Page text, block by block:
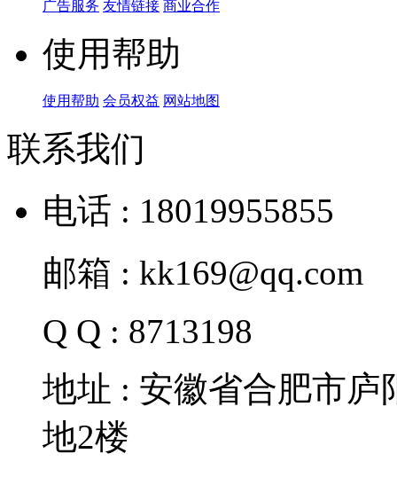
广告服务 友情链接 商业合作
使用帮助
使用帮助 会员权益 网站地图
联系我们
电话 : 18019955855
邮箱 : kk169@qq.com
Q Q : 8713198
地址 : 安徽省合肥市
地2楼